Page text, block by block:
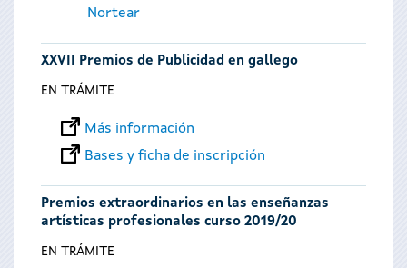
Nortear
XXVII Premios de Publicidad en gallego
EN TRÁMITE
Más información
Bases y ficha de inscripción
Premios extraordinarios en las enseñanzas
artísticas profesionales curso 2019/20
EN TRÁMITE